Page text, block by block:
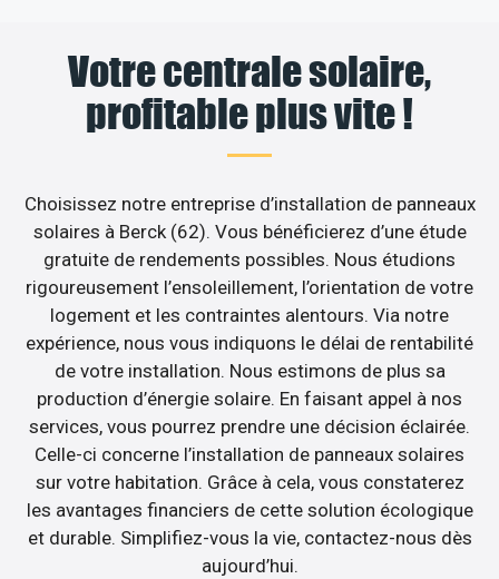
Votre centrale solaire,
profitable plus vite !
Choisissez notre entreprise d’installation de panneaux
solaires à Berck (62). Vous bénéficierez d’une étude
gratuite de rendements possibles. Nous étudions
rigoureusement l’ensoleillement, l’orientation de votre
logement et les contraintes alentours. Via notre
expérience, nous vous indiquons le délai de rentabilité
de votre installation. Nous estimons de plus sa
production d’énergie solaire. En faisant appel à nos
services, vous pourrez prendre une décision éclairée.
Celle-ci concerne l’installation de panneaux solaires
sur votre habitation. Grâce à cela, vous constaterez
les avantages financiers de cette solution écologique
et durable. Simplifiez-vous la vie, contactez-nous dès
aujourd’hui.